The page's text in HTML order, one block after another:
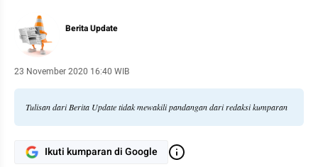
Berita Update
23 November 2020 16:40 WIB
Tulisan dari Berita Update tidak mewakili pandangan dari redaksi kumparan
Ikuti kumparan di Google